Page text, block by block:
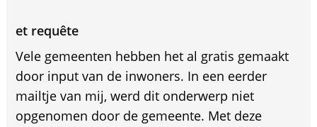
et requête
Vele gemeenten hebben het al gratis gemaakt
door input van de inwoners. In een eerder
mailtje van mij, werd dit onderwerp niet
opgenomen door de gemeente. Met deze